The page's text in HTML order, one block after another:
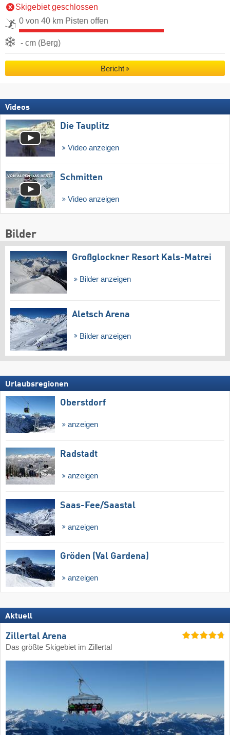
Skigebiet geschlossen
0 von 40 km Pisten offen
- cm (Berg)
Bericht
Videos
Die Tauplitz
Video anzeigen
Schmitten
Video anzeigen
Bilder
Großglockner Resort Kals-Matrei
Bilder anzeigen
Aletsch Arena
Bilder anzeigen
Urlaubsregionen
Oberstdorf
anzeigen
Radstadt
anzeigen
Saas-Fee/​Saastal
anzeigen
Gröden (Val Gardena)
anzeigen
Aktuell
Zillertal Arena
Das größte Skigebiet im Zillertal